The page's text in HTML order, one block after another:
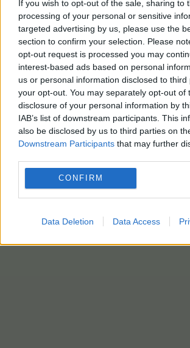
If you wish to opt-out of the sale, sharing to
processing of your personal or sensitive
targeted advertising by us, please use the
section to confirm your selection. Please
opt-out request is processed you may
interest-based ads based on personal
us or personal information disclosed to
your opt-out. You may separately opt-out of
disclosure of your personal information by
IAB’s list of downstream participants. This
also be disclosed by us to third parties on
Downstream Participants that may further
CONFIRM
Data Deletion Data Access